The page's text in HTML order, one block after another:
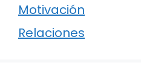
Motivación
Relaciones